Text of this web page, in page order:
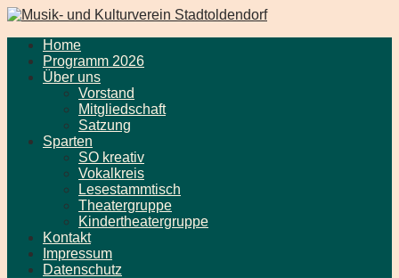
Home
Programm 2026
Über uns
Vorstand
Mitgliedschaft
Satzung
Sparten
SO kreativ
Vokalkreis
Lesestammtisch
Theatergruppe
Kindertheatergruppe
Kontakt
Impressum
Datenschutz